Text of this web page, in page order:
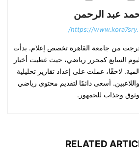
عبد الرحمن
https://
من جامعة القاهرة تخصص إعلام. بدأت
في 2014 مع اليوم السابع كمحرر رياضي، حيث غطيت أخبار
لاحقًا، عملت على إعداد تقارير تحليلية
أسعى دائمًا لتقديم محتوى رياضي
وجذاب للجمهور.
RELATED